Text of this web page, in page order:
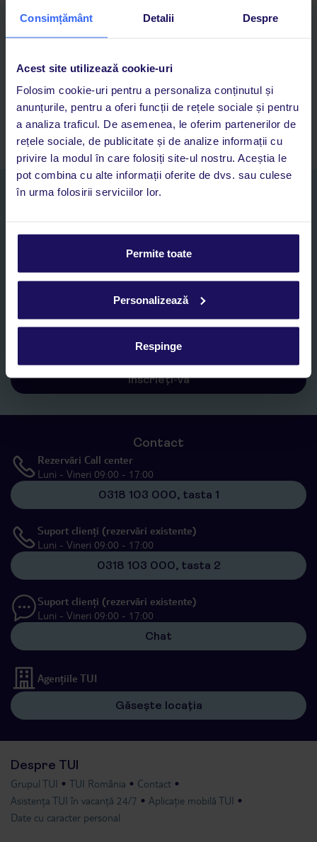
Consimțământ Detalii Despre
Acest site utilizează cookie-uri
Folosim cookie-uri pentru a personaliza conținutul și
anunțurile, pentru a oferi funcții de rețele sociale și pentru
a analiza traficul. De asemenea, le oferim partenerilor de
rețele sociale, de publicitate și de analize informații cu
privire la modul în care folosiți site-ul nostru. Aceștia le
pot combina cu alte informații oferite de dvs. sau culese
în urma folosirii serviciilor lor.
Permite toate
Personalizează
Respinge
Descarcă acum aplicația TUI
Adaugi la favorite vacanțele care îți plac și revii oricând la ele
singură aplicație
Asistență 24/7 prin chat, pe toată durata vacanței
Abonați-vă la newsletter
Sunt de acord cu prelucrarea datelor mele personale de către TUI
specificat în„Informații privind prelucrarea datelor cu caracter
, prin mijloace electronice de comunicare (e-mail),
Înscrieți-vă
Contact
Rezervări Call center
Luni - Vineri 09:00 - 17:00
0318 103 000, tasta 1
Suport clienți (rezervări existente)
Luni - Vineri 09:00 - 17:00
0318 103 000, tasta 2
Suport clienți (rezervări existente)
Luni - Vineri 09:00 - 17:00
Chat
Agențiile TUI
Găsește locația
Despre TUI
Grupul TUI TUI România
Contact
Asistența TUI în vacanță 24/7
Aplicație mobilă TUI
Date cu caracter personal